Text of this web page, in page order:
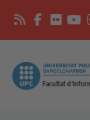
Pasar al
Image